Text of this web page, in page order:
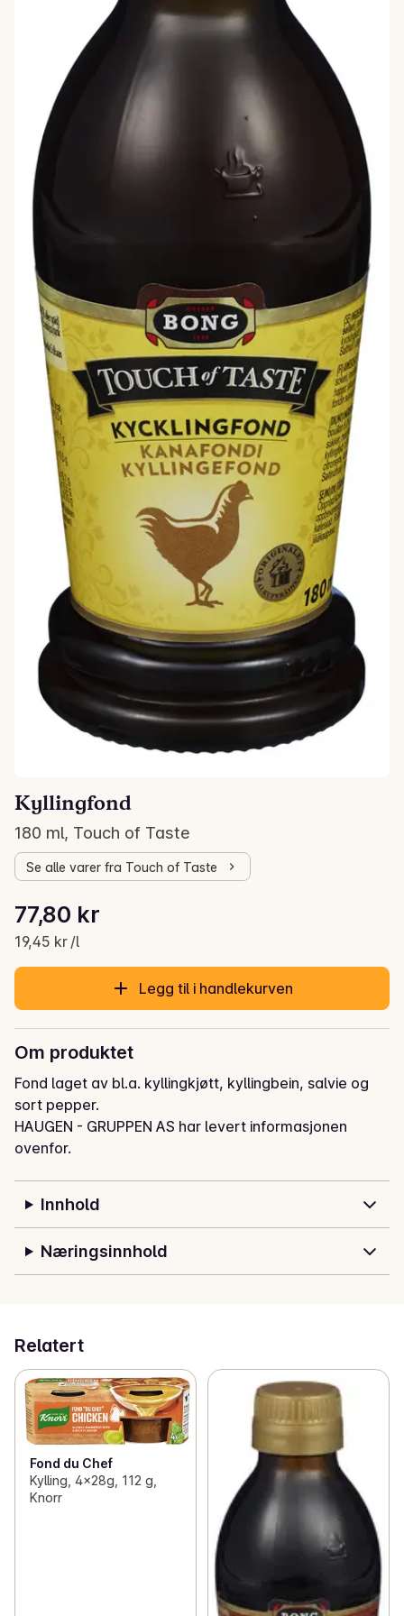
Kyllingfond
180 ml, Touch of Taste
Se alle varer fra Touch of Taste
Gjeldende pris er: 77,80 kr
77,80 kr
19,45 kr /l
Stykkpris: 19,45 kr /l
Legg til i handlekurven
Om produktet
Fond laget av bl.a. kyllingkjøtt, kyllingbein, salvie og
sort pepper.
HAUGEN - GRUPPEN AS har levert informasjonen
ovenfor.
Innhold
Næringsinnhold
Relatert
Fond du Chef
Kylling, 4x28g, 112 g,
Knorr